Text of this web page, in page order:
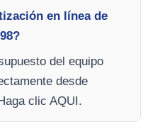
en línea de
del equipo
desde
clic AQUI.